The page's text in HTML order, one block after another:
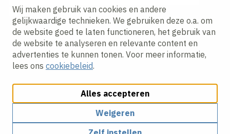
Wij maken gebruik van cookies en andere
gelijkwaardige technieken. We gebruiken deze o.a. om
de website goed te laten functioneren, het gebruik van
de website te analyseren en relevante content en
advertenties te kunnen tonen. Voor meer informatie,
lees ons cookiebeleid.
Alles accepteren
Weigeren
Ik ga akkoord met hetprivacy statement.
Cookies aanpassenCookie beleidPrivacy policy
Algemene inkoopvoorwaarden